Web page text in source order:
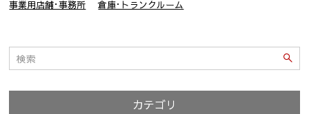
事業用店舗･事務所
倉庫･トランクルーム
カテゴリ